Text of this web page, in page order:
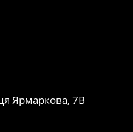
Ярмаркова, 7В